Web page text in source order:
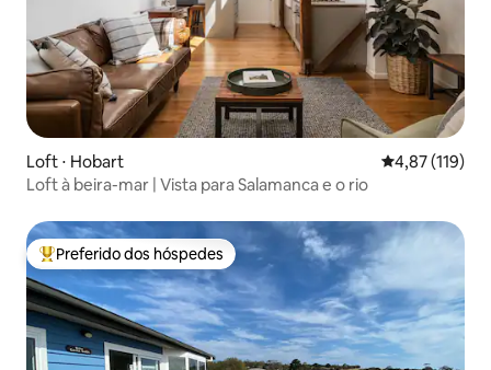
Loft ⋅ Hobart 4,87 de uma
4,87 (119)
Loft à beira-mar | Vista para Salamanca e o rio
Entre os melhores preferidos dos hóspedes
Preferido dos hóspedes